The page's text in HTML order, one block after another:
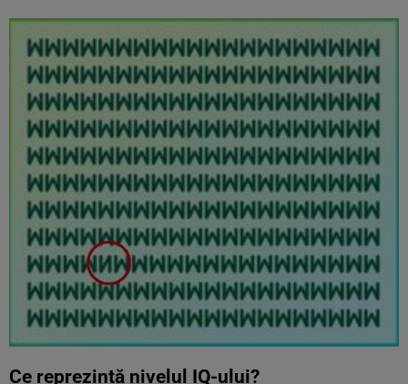
Ce reprezintă nivelul IQ-ului?